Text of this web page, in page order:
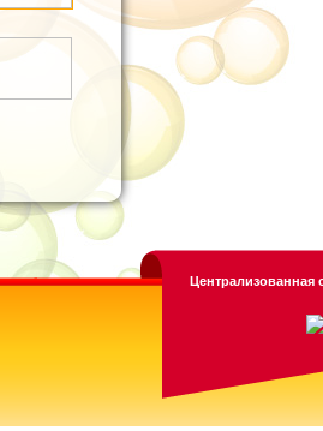
Централизованная